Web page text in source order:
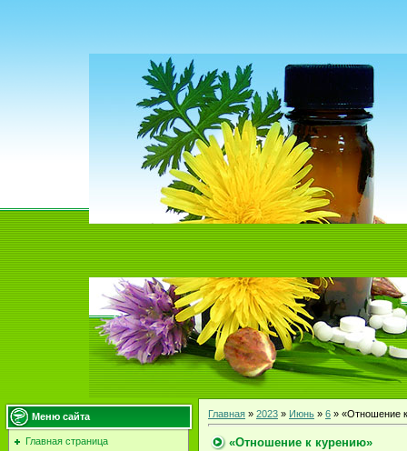
Меню сайта
Главная страница
Главная » 2023 » Июнь » 6 » «Отношение
«Отношение к курению»